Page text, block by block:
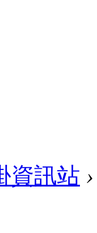
資訊站 ›